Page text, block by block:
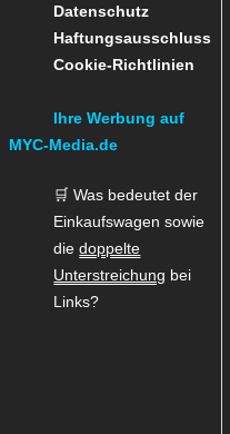
Datenschutz
Haftungsausschluss
Cookie-Richtlinien
Ihre Werbung auf
MYC-Media.de
🛒 Was bedeutet der
Einkaufswagen sowie
diedoppelte
Unterstreichung bei
Links?